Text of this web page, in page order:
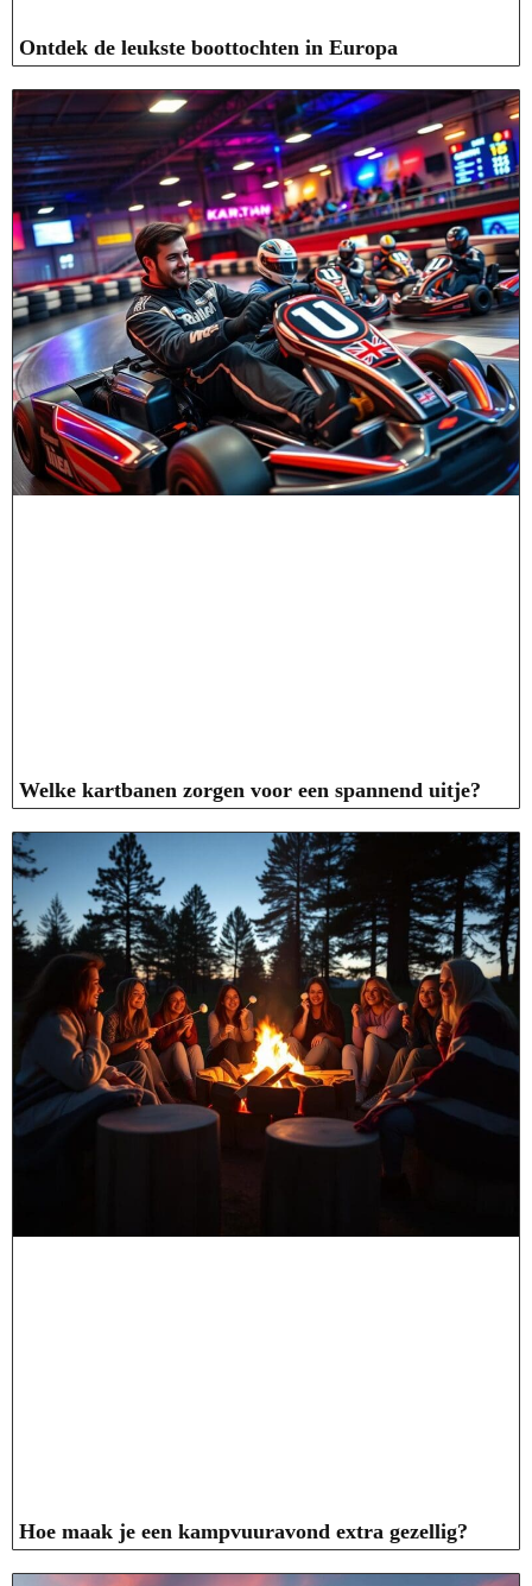
Ontdek de leukste boottochten in Europa
Welke kartbanen zorgen voor een spannend uitje?
Hoe maak je een kampvuuravond extra gezellig?